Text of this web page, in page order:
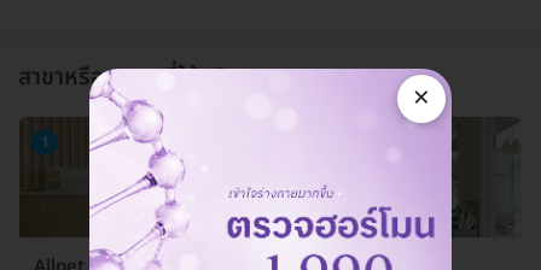
สาขาหรือแผนกที่ให้บริการ
1
×